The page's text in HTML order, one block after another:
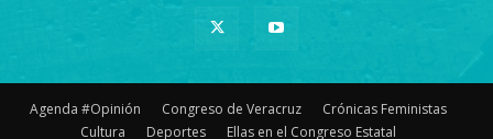
Agenda #Opinión Congreso de Veracruz
Crónicas Feministas
Cultura
Deportes Ellas en el Congreso Estatal